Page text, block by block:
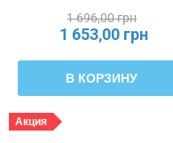
1 696,00 грн
1 653,00 грн
В КОРЗИНУ
Акция